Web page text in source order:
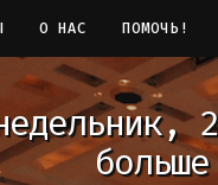
О НАС ПОМОЧЬ!